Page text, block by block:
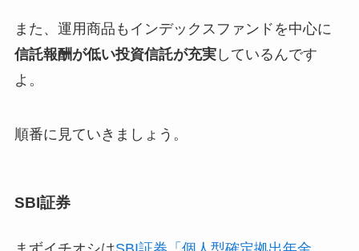
また、運用商品も インデックスファンドを中心に
信託報酬が低い投資信託が充実しているんです
よ。
順番に見ていきましょう。
SBI証券